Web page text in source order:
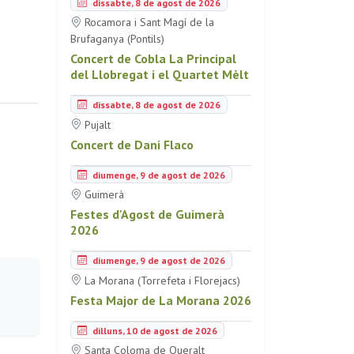
Rocamora i Sant Magí de la
Brufaganya (Pontils)
Concert de Cobla La Principal
del Llobregat i el Quartet Mèlt
dissabte, 8 de agost de 2026
Pujalt
Concert de Dani Flaco
diumenge, 9 de agost de 2026
Guimerà
Festes d'Agost de Guimerà
2026
diumenge, 9 de agost de 2026
La Morana (Torrefeta i Florejacs)
Festa Major de La Morana 2026
dilluns, 10 de agost de 2026
Santa Coloma de Queralt